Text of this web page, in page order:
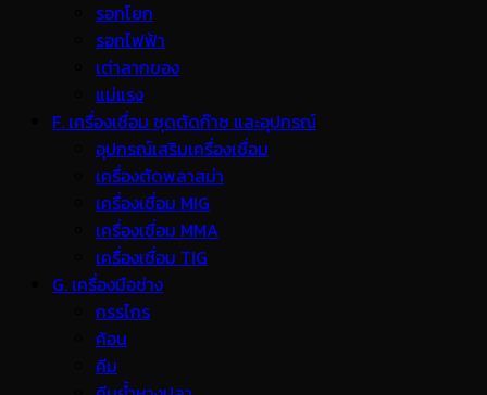
รอกโยก
รอกไฟฟ้า
เต่าลากของ
แม่แรง
F. เครื่องเชื่อม ชุดตัดก๊าซ และอุปกรณ์
อุปกรณ์เสริมเครื่องเชื่อม
เครื่องตัดพลาสม่า
เครื่องเชื่อม MIG
เครื่องเชื่อม MMA
เครื่องเชื่อม TIG
G. เครื่องมือช่าง
กรรไกร
ค้อน
คีม